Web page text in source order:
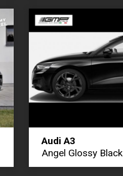
Audi A3
Angel Glossy Black